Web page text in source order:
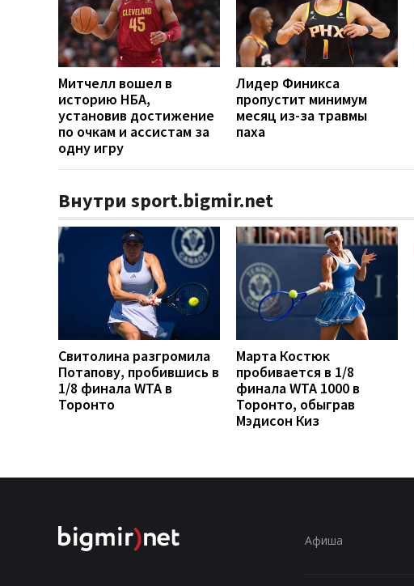
Митчелл вошел в
историю НБА,
установив достижение
по очкам и ассистам за
одну игру
Лидер Финикса
пропустит минимум
месяц из-за травмы
паха
Внутри sport.bigmir.net
Свитолина разгромила
Потапову, пробившись в
1/8 финала WTA в
Торонто
Марта Костюк
пробивается в 1/8
финала WTA 1000 в
Торонто, обыграв
Мэдисон Киз
Афиша